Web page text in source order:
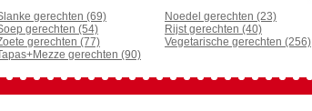
gerechten (69)
gerechten (54)
gerechten (77)
gerechten (90)
Noedel gerechten (23)
Rijst gerechten (40)
Vegetarische gerechten (256)